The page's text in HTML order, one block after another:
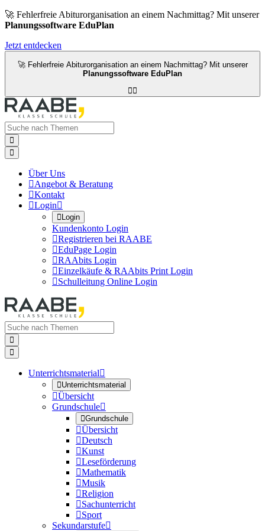
🚀 Fehlerfreie Abiturorganisation an einem Nachmittag? Mit unserer
Planungssoftware EduPlan
Jetzt entdecken
🚀 Fehlerfreie Abiturorganisation an einem Nachmittag? Mit unserer
Planungssoftware EduPlan



Über Uns
Angebot & Beratung
Kontakt
Login
Login
Kundenkonto Login
Registrieren bei RAABE
EduPage Login
RAAbits Login
Einzelkäufe & RAAbits Print Login
Schulleitung Online Login


Unterrichtsmaterial
Unterrichtsmaterial
Übersicht
Grundschule
Grundschule
Übersicht
Deutsch
Kunst
Leseförderung
Mathematik
Musik
Religion
Sachunterricht
Sport
Sekundarstufe